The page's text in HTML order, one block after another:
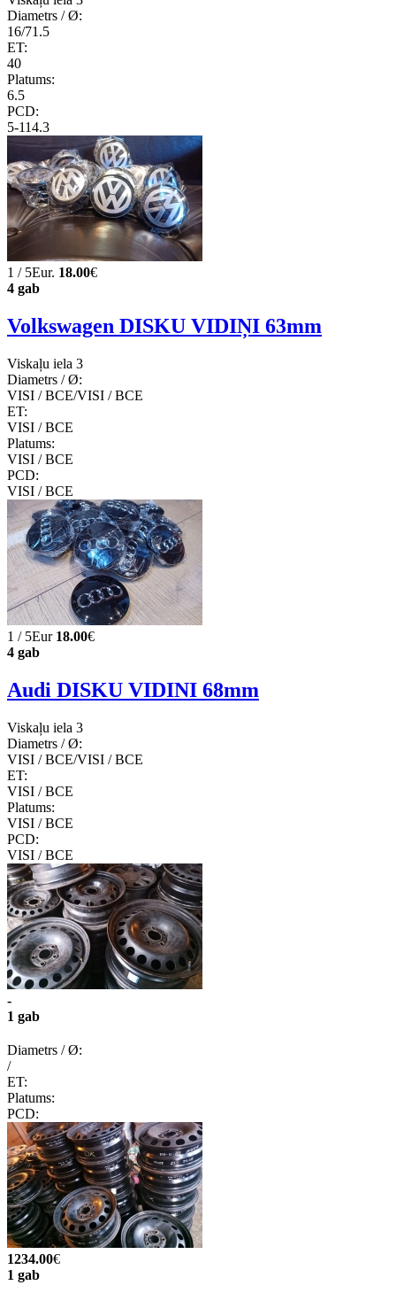
Diametrs / Ø:
16/71.5
ET:
40
Platums:
6.5
PCD:
5-114.3
1 / 5Eur. 18.00€
4 gab
Volkswagen DISKU VIDIŅI 63mm
Viskaļu iela 3
Diametrs / Ø:
VISI / ВСЕ/VISI / ВСЕ
ET:
VISI / ВСЕ
Platums:
VISI / ВСЕ
PCD:
VISI / ВСЕ
1 / 5Eur 18.00€
4 gab
Audi DISKU VIDINI 68mm
Viskaļu iela 3
Diametrs / Ø:
VISI / ВСЕ/VISI / ВСЕ
ET:
VISI / ВСЕ
Platums:
VISI / ВСЕ
PCD:
VISI / ВСЕ
-
1 gab
Diametrs / Ø:
/
ET:
Platums:
PCD:
1234.00€
1 gab